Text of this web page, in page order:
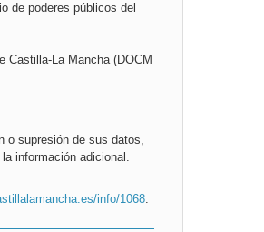
de poderes públicos del
Castilla-La Mancha (DOCM
o supresión de sus datos,
información adicional.
info/1068.